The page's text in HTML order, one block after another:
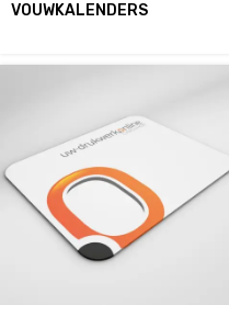
VOUWKALENDERS